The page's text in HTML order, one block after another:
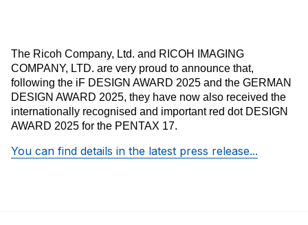
The Ricoh Company, Ltd. and RICOH IMAGING
COMPANY, LTD. are very proud to announce that,
following the iF DESIGN AWARD 2025 and the GERMAN
DESIGN AWARD 2025, they have now also received the
internationally recognised and important red dot DESIGN
AWARD 2025 for the PENTAX 17.
You can find details in the latest press release...